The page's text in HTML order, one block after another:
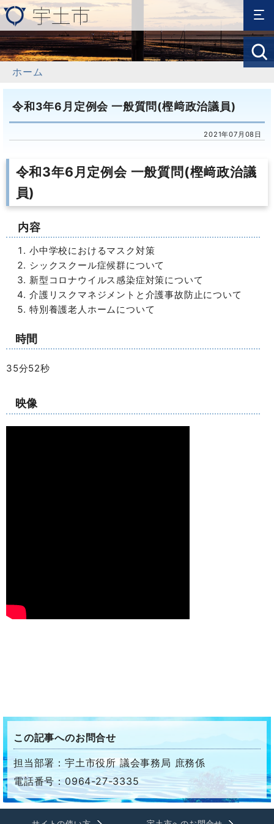
ホーム
令和3年6月定例会 一般質問(樫﨑政治議員)
2021年07月08日
令和3年6月定例会 一般質問(樫﨑政治議
員)
内容
小中学校におけるマスク対策
シックスクール症候群について
新型コロナウイルス感染症対策について
介護リスクマネジメントと介護事故防止について
特別養護老人ホームについて
時間
35分52秒
映像
この記事へのお問合せ
担当部署：宇土市役所 議会事務局 庶務係
電話番号：0964-27-3335